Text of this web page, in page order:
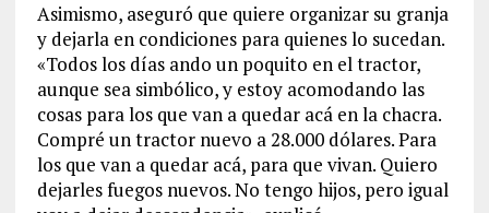
Asimismo, aseguró que quiere organizar su granja
y dejarla en condiciones para quienes lo sucedan.
«Todos los días ando un poquito en el tractor,
aunque sea simbólico, y estoy acomodando las
cosas para los que van a quedar acá en la chacra.
Compré un tractor nuevo a 28.000 dólares. Para
los que van a quedar acá, para que vivan. Quiero
dejarles fuegos nuevos. No tengo hijos, pero igual